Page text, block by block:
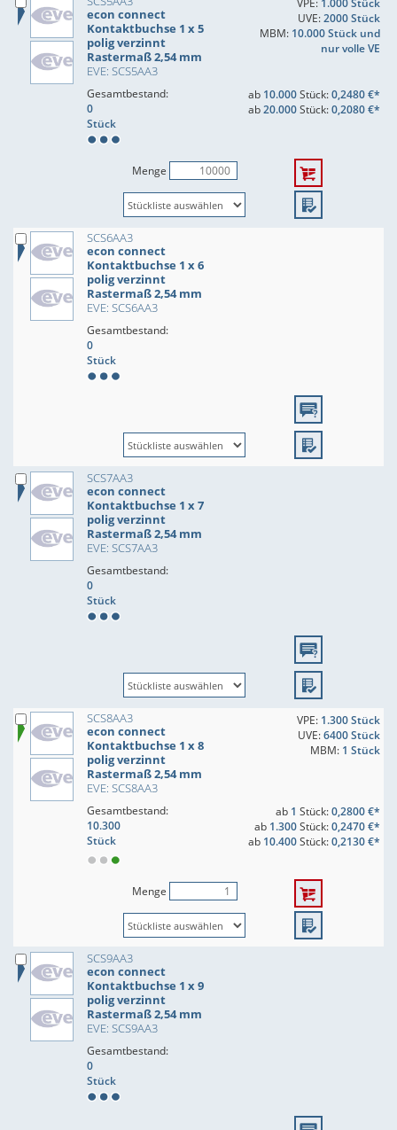
econ connect
Kontaktbuchse 1 x 5
polig verzinnt
Rastermaß 2,54 mm
EVE: SCS5AA3
VPE: 1.000 Stück
UVE:2000 Stück
MBM: 10.000 Stück und
nur volle VE
Gesamtbestand:
0
Stück
ab 10.000Stück:0,2480 €*
ab20.000Stück:0,2080 €*
Menge
SCS6AA3
econ connect
Kontaktbuchse 1 x 6
polig verzinnt
Rastermaß 2,54 mm
EVE: SCS6AA3
Gesamtbestand:
0
Stück
SCS7AA3
econ connect
Kontaktbuchse 1 x 7
polig verzinnt
Rastermaß 2,54 mm
EVE: SCS7AA3
Gesamtbestand:
0
Stück
SCS8AA3
econ connect
Kontaktbuchse 1 x 8
polig verzinnt
Rastermaß 2,54 mm
EVE: SCS8AA3
VPE: 1.300 Stück
UVE:6400 Stück
MBM: 1 Stück
Gesamtbestand:
10.300
Stück
ab 1 Stück:0,2800 €*
ab 1.300Stück:0,2470 €*
ab 10.400Stück:0,2130 €*
Menge
SCS9AA3
econ connect
Kontaktbuchse 1 x 9
polig verzinnt
Rastermaß 2,54 mm
EVE: SCS9AA3
Gesamtbestand:
0
Stück